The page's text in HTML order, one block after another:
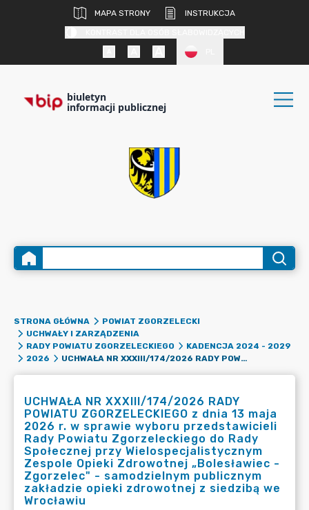
MAPA STRONY
INSTRUKCJA
biuletyn
informacji publicznej
STRONA GŁÓWNA
POWIAT ZGORZELECKI
UCHWAŁY I ZARZĄDZENIA
RADY POWIATU ZGORZELECKIEGO
KADENCJA 2024 - 2029
2026
UCHWAŁA NR XXXIII/174/2026 RADY POWIATU ZGORZELECKIEGO Z DNIA 13 MAJA 2026 R. W SPRAWIE WYBORU PRZEDSTAWICIELI RADY POWIATU ZGORZELECKIEGO DO RADY SPOŁECZNEJ PRZY WIELOSPECJALISTYCZNYM ZESPOLE OPIEKI ZDROWOTNEJ „BOLESŁAWIEC - ZGORZELEC" - SAMODZIELNYM PUBLICZNYM ZAKŁADZIE OPIEKI ZDROWOTNEJ Z SIEDZIBĄ WE WROCŁAWIU
UCHWAŁA NR XXXIII/174/2026 RADY
POWIATU ZGORZELECKIEGO z dnia 13 maja
2026 r. w sprawie wyboru przedstawicieli
Rady Powiatu Zgorzeleckiego do Rady
Społecznej przy Wielospecjalistycznym
Zespole Opieki Zdrowotnej „Bolesławiec -
Zgorzelec" - samodzielnym publicznym
zakładzie opieki zdrowotnej z siedzibą we
Wrocławiu